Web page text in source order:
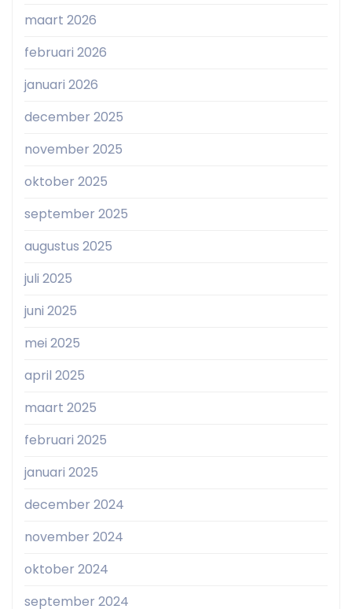
maart 2026
februari 2026
januari 2026
december 2025
november 2025
oktober 2025
september 2025
augustus 2025
juli 2025
juni 2025
mei 2025
april 2025
maart 2025
februari 2025
januari 2025
december 2024
november 2024
oktober 2024
september 2024